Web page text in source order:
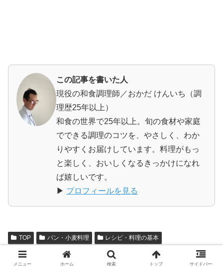
この記事を書いた人
現役の和食調理師／おかだ けんいち（調
理歴25年以上）
和食の世界で25年以上。旬の食材や家庭
でできる調理のコツを、やさしく、わか
りやすくお届けしています。料理がもっ
と楽しく、おいしくなるきっかけになれ
ば嬉しいです。
▶ プロフィールを見る
TOP パン・小麦料理 レシピ・料理の基本
シェアする
メニュー ホーム 検索 トップ サイドバー